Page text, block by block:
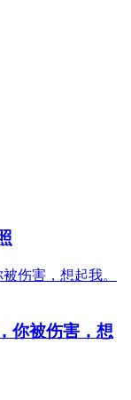
你被伤害，想